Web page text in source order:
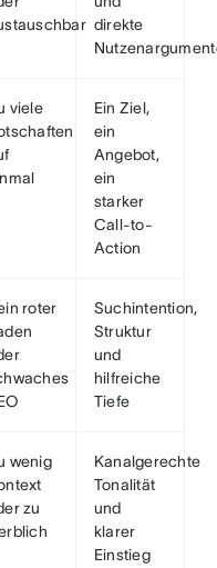
direkte
viele
Ein Ziel,
ein
Angebot,
ein
starker
Call-to-
Action
roter
Suchintention,
Struktur
und
hilfreiche
Tiefe
wenig
zu
Kanalgerechte
Tonalität
und
klarer
Einstieg